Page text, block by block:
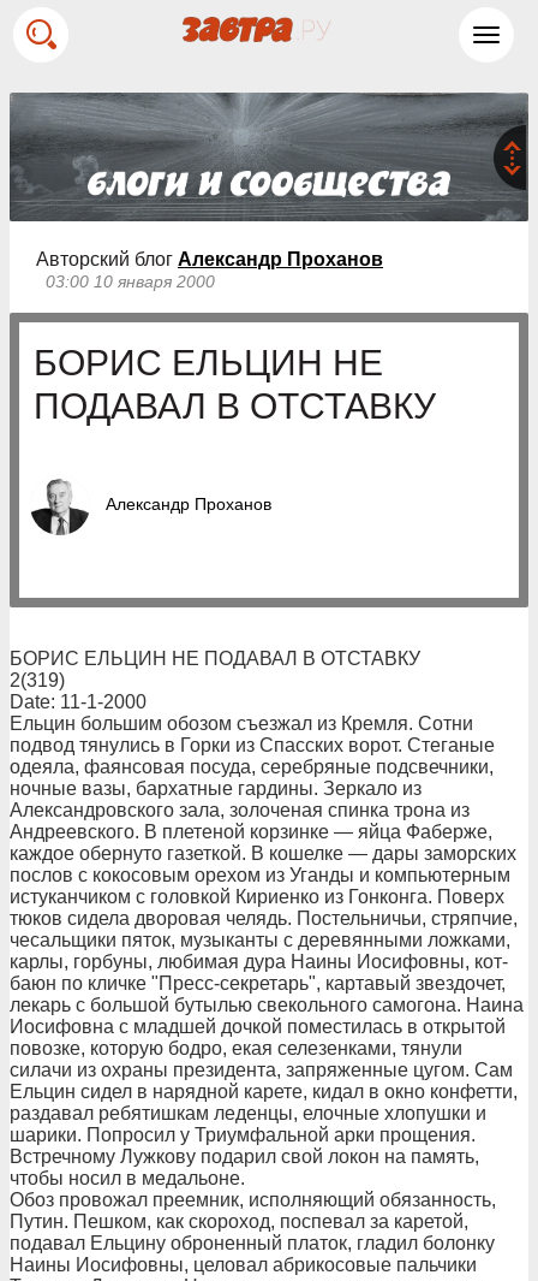
Авторский блог Александр Проханов
03:00 10 января 2000
БОРИС ЕЛЬЦИН НЕ
ПОДАВАЛ В ОТСТАВКУ
Александр Проханов
БОРИС ЕЛЬЦИН НЕ ПОДАВАЛ В ОТСТАВКУ
2(319)
Date: 11-1-2000
Ельцин большим обозом съезжал из Кремля. Сотни
подвод тянулись в Горки из Спасских ворот. Стеганые
одеяла, фаянсовая посуда, серебряные подсвечники,
ночные вазы, бархатные гардины. Зеркало из
Александровского зала, золоченая спинка трона из
Андреевского. В плетеной корзинке — яйца Фаберже,
каждое обернуто газеткой. В кошелке — дары заморских
послов с кокосовым орехом из Уганды и компьютерным
истуканчиком с головкой Кириенко из Гонконга. Поверх
тюков сидела дворовая челядь. Постельничьи, стряпчие,
чесальщики пяток, музыканты с деревянными ложками,
карлы, горбуны, любимая дура Наины Иосифовны, кот-
баюн по кличке "Пресс-секретарь", картавый звездочет,
лекарь с большой бутылью свекольного самогона. Наина
Иосифовна с младшей дочкой поместилась в открытой
повозке, которую бодро, екая селезенками, тянули
силачи из охраны президента, запряженные цугом. Сам
Ельцин сидел в нарядной карете, кидал в окно конфетти,
раздавал ребятишкам леденцы, елочные хлопушки и
шарики. Попросил у Триумфальной арки прощения.
Встречному Лужкову подарил свой локон на память,
чтобы носил в медальоне.
Обоз провожал преемник, исполняющий обязанность,
Путин. Пешком, как скороход, поспевал за каретой,
подавал Ельцину оброненный платок, гладил болонку
Наины Иосифовны, целовал абрикосовые пальчики